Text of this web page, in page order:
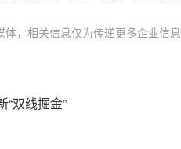
，相关信息仅为传递更多企业
“双线掘金”